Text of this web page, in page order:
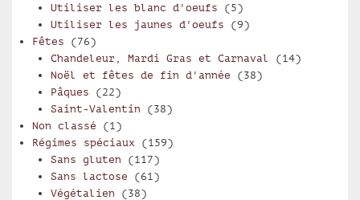
Utiliser les blanc d'oeufs (5)
Utiliser les jaunes d'oeufs (9)
Fêtes (76)
Chandeleur, Mardi Gras et Carnaval (14)
Noël et fêtes de fin d'année (38)
Pâques (22)
Saint-Valentin (38)
Non classé (1)
Régimes spéciaux (159)
Sans gluten (117)
Sans lactose (61)
Végétalien (38)